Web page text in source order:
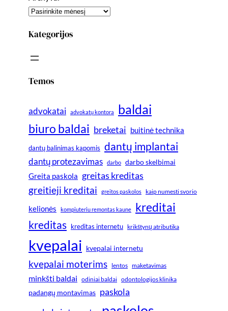
Kategorijos
Temos
advokatai advokatų kontora baldai
biuro baldai breketai buitinė technika
dantų balinimas kapomis dantų implantai
dantų protezavimas darbo darbo skelbimai
Greita paskola greitas kreditas
greitieji kreditai greitos paskolos kaip numesti svorio
kelionės kompiuteriu remontas kaune kreditai
kreditas kreditas internetu krikštynų atributika
kvepalai kvepalai internetu
kvepalai moterims lentos maketavimas
minkšti baldai odiniai baldai odontologijos klinika
padangų montavimas paskola